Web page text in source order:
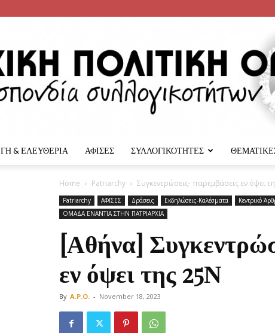
Πολιτική
Οργάνωση
ΓΗ & ΕΛΕΥΘΕΡΙΑ ΑΦΙΣΕΣ ΣΥΛΛΟΓΙΚΟΤΗΤΕΣ
Home Patriarchy Συγκεντρώσεις- παρεμβάσεις εν όψει
Patriarchy ΑΦΙΣΕΣ Δράσεις Εκδηλώσεις-Καλέσματα Κεντρικό
ΟΜΑΔΑ ΕΝΑΝΤΙΑ ΣΤΗΝ ΠΑΤΡΙΑΡΧΙΑ
[Αθήνα]
εν όψει της 25Ν
By A.P.O. - November 18, 2023